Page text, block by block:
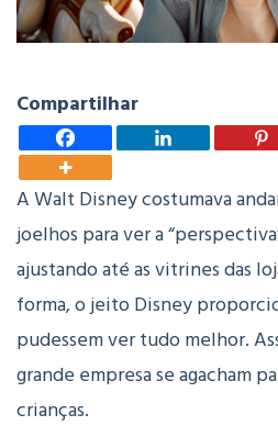
Compartilhar
A Walt Disney costumava
joelhos para ver a
ajustando até as vitrines das
forma, o jeito Disney
pudessem ver tudo melhor.
grande empresa se agacham
crianças.